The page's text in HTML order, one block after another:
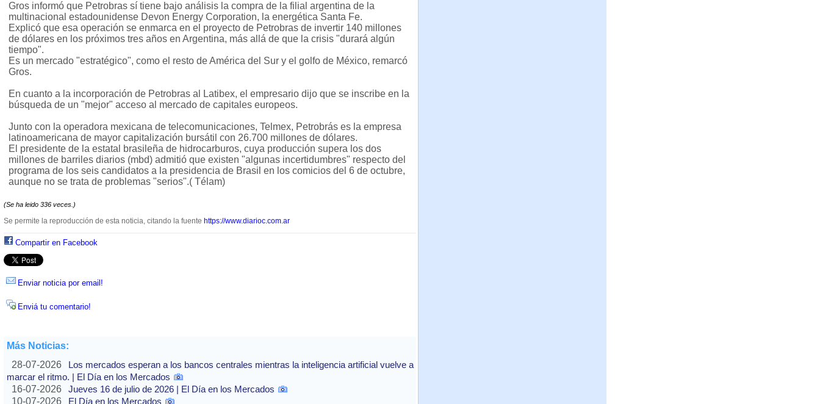
Gros informó que Petrobras sí tiene bajo análisis la compra de la filial argentina de la
multinacional estadounidense Devon Energy Corporation, la energética Santa Fe.
Explicó que esa operación se enmarca en el proyecto de Petrobras de invertir 140 millones
de dólares en los próximos tres años en Argentina, más allá de que la crisis "durará algún
tiempo".
Es un mercado "estratégico", como el resto de América del Sur y el golfo de México, remarcó
Gros.
En cuanto a la incorporación de Petrobras al Latibex, el empresario dijo que se inscribe en la
búsqueda de un "mejor" acceso al mercado de capitales europeos.
Junto con la operadora mexicana de telecomunicaciones, Telmex, Petrobrás es la empresa
latinoamericana de mayor capitalización bursátil con 26.700 millones de dólares.
El presidente de la estatal brasileña de hidrocarburos, cuya producción supera los dos
millones de barriles diarios (mbd) admitió que existen "algunas incertidumbres" respecto del
programa de los seis candidatos a la presidencia de Brasil en los comicios del 6 de octubre,
aunque no se trata de problemas "serios".( Télam)
(Se ha leido 336 veces.)
Se permite la reproducción de esta noticia, citando la fuente https://www.diarioc.com.ar
Compartir en Facebook
Enviar noticia por email!
Enviá tu comentario!
Más Noticias:
28-07-2026
Los mercados esperan a los bancos centrales mientras la inteligencia artificial vuelve a
marcar el ritmo. | El Día en los Mercados
16-07-2026
Jueves 16 de julio de 2026 | El Día en los Mercados
10-07-2026
El Día en los Mercados